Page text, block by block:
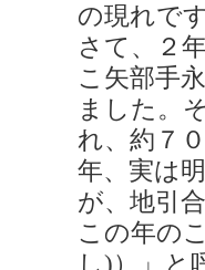
の現れで
さて、２
こ矢部手
ました。
れ、約７
年、実は
が、地引
この年の
し)）」と